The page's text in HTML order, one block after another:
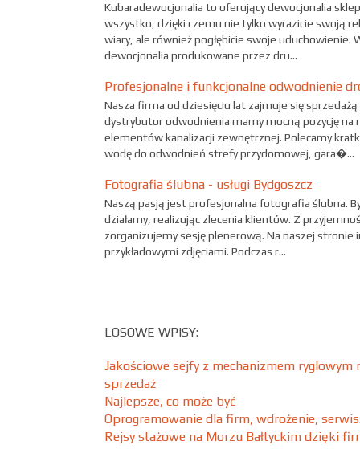
Kubaradewocjonalia to oferujący dewocjonalia
wszystko, dzięki czemu nie tylko wyrazicie swoją
wiary, ale również pogłębicie swoje uduchowienie.
dewocjonalia produkowane przez dru...
Profesjonalne i funkcjonalne odwodnienie
Nasza firma od dziesięciu lat zajmuje się
dystrybutor odwodnienia mamy mocną pozycję na
elementów kanalizacji zewnętrznej. Polecamy
wodę do odwodnień strefy przydomowej, gara�...
Fotografia ślubna - usługi Bydgoszcz
Naszą pasją jest profesjonalna fotografia ślubna.
działamy, realizując zlecenia klientów. Z
zorganizujemy sesję plenerową. Na naszej
przykładowymi zdjęciami. Podczas r...
LOSOWE WPISY:
Jakościowe sejfy z mechanizmem ryglowym
sprzedaż
Najlepsze, co może być
Oprogramowanie dla firm, wdrożenie,
Rejsy stażowe na Morzu Bałtyckim dzięki